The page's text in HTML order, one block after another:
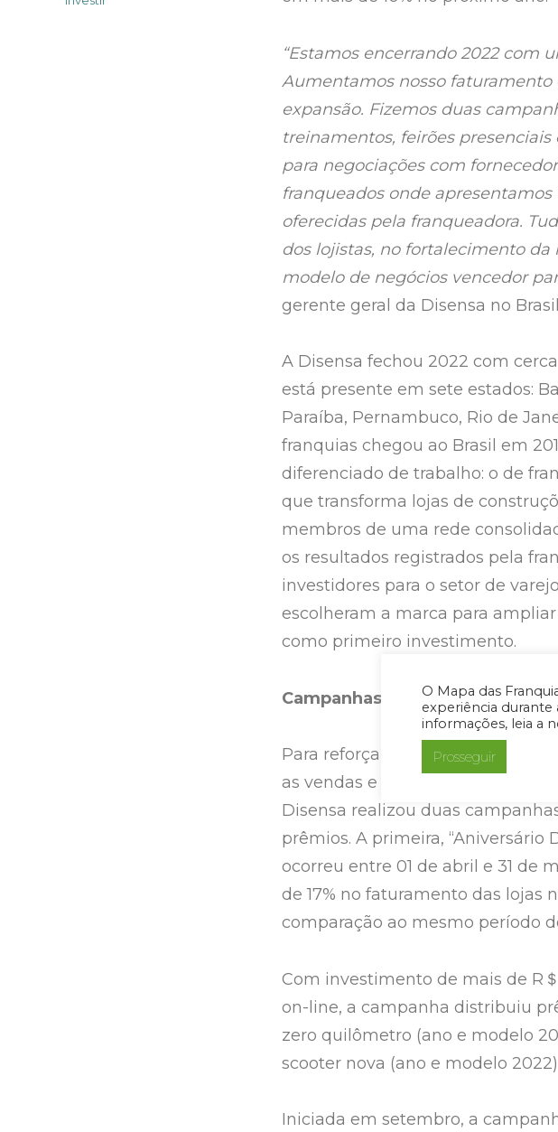
O Mapa das
experiência durante
informações, leia a
Prosseguir
“Estamos encerrando 2022 com
Aumentamos nosso
expansão. Fizemos duas
treinamentos, feirões
para negociações com
franqueados onde
oferecidas pela franqueadora.
dos lojistas, no fortalecimento
modelo de negócios vencedor
gerente geral da Disensa no
A Disensa fechou 2022 com
está presente em sete estados:
Paraíba, Pernambuco, Rio de
franquias chegou ao Brasil em
diferenciado de trabalho: o de
que transforma lojas de
membros de uma rede
os resultados registrados pela
investidores para o setor de
escolheram a marca para
como primeiro investimento.
Campanhas aumentam
Para reforçar a presença da
as vendas e reconhecer clientes,
Disensa realizou duas
prêmios. A primeira, “Aniversário
ocorreu entre 01 de abril e 31 de
de 17% no faturamento das lojas
comparação ao mesmo período
Com investimento de mais de R
on-line, a campanha distribuiu
zero quilômetro (ano e modelo
scooter nova (ano e modelo
Iniciada em setembro, a